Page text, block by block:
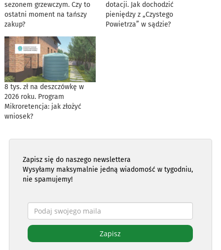
sezonem grzewczym. Czy to
ostatni moment na tańszy
zakup?
dotacji. Jak dochodzić
pieniędzy z „Czystego
Powietrza” w sądzie?
8 tys. zł na deszczówkę w
2026 roku. Program
Mikroretencja: jak złożyć
wniosek?
Zapisz się do naszego newslettera
Wysyłamy maksymalnie jedną wiadomość w tygodniu,
nie spamujemy!